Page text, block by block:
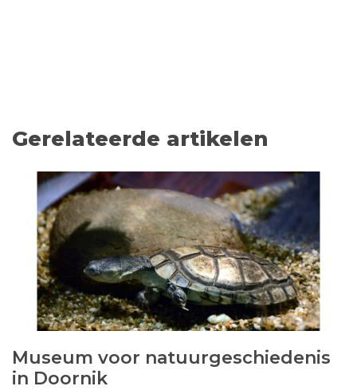
Gerelateerde artikelen
Museum voor natuurgeschiedenis
in Doornik